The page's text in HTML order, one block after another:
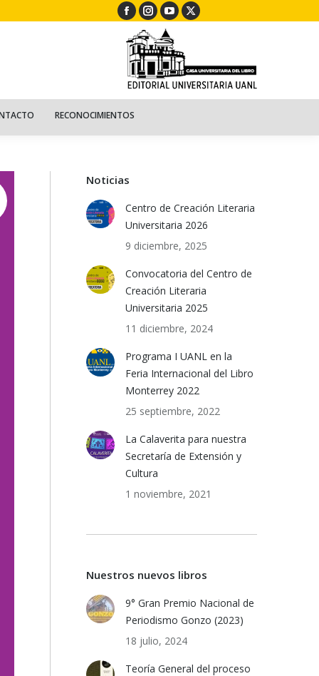
Facebook
page
opens
in
new
window
Instagram
page
opens
in
new
YouTube
page
opens
in
new
X
in
new
RECONOCIMIENTOS
Noticias
Centro de Creación Literaria
Universitaria 2026
9 diciembre, 2025
Convocatoria del Centro de
Creación Literaria
Universitaria 2025
11 diciembre, 2024
Programa I UANL en la
Feria Internacional del Libro
Monterrey 2022
25 septiembre, 2022
La Calaverita para nuestra
Secretaría de Extensión y
Cultura
1 noviembre, 2021
Nuestros nuevos libros
9° Gran Premio Nacional de
Periodismo Gonzo (2023)
18 julio, 2024
Teoría General del proceso
NIÑOS CONTACTO RECONOCIMIENTOS